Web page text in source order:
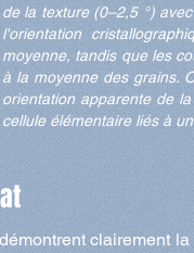
de la texture (0–2,5 °)
l'orientation
moyenne, tandis que les
à la moyenne des grains.
orientation apparente de
cellule élémentaire liés à
clairement